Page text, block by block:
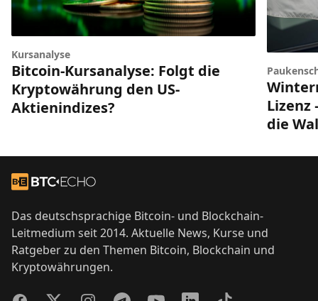
Kursanalyse
Bitcoin-Kursanalyse: Folgt die
Kryptowährung den US-
Aktienindizes?
Lizenz
die
Zur Startseite
Das deutschsprachige Bitcoin- und Blockchain-
Leitmedium seit 2014. Aktuelle News, Kurse und
Ratgeber zu den Themen Bitcoin, Blockchain und
Kryptowährungen.